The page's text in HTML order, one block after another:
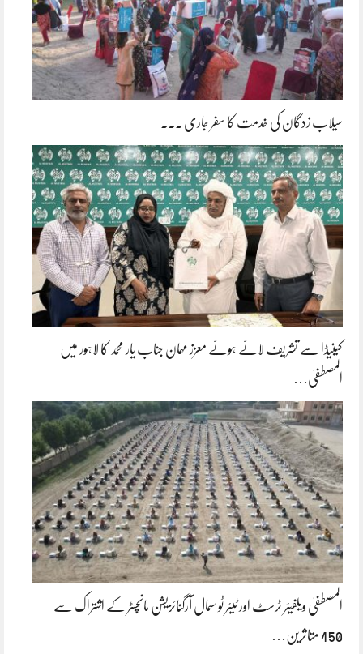
سیلاب زدگان کی خدمت کا سفر جاری ۔۔۔
کینیڈا سے تشریف لائے ہوئے معزز مہمان جناب یار محمد کا لاہور میں
المصطفیٰ…
المصطفیٰ ویلفیئر ٹرسٹ اور ٹیئر ٹو سمال آرگنائزیشن مانچسٹر کے اشتراک سے
450 متاثرین…